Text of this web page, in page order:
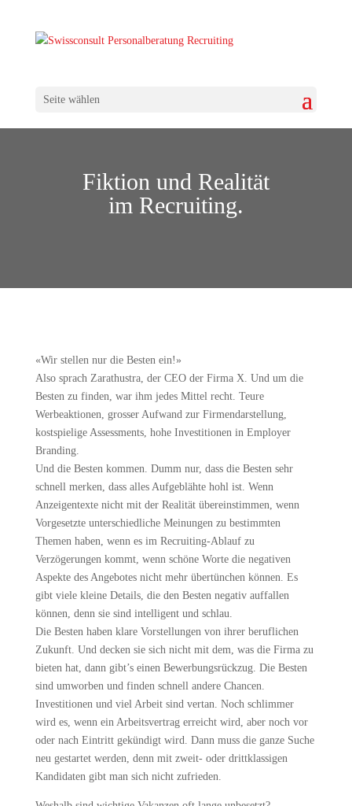
Seite wählen
Fiktion und Realität
im Recruiting.
«Wir stellen nur die Besten ein!»
Also sprach Zarathustra, der CEO der Firma X. Und um die
Besten zu finden, war ihm jedes Mittel recht. Teure
Werbeaktionen, grosser Aufwand zur Firmendarstellung,
kostspielige Assessments, hohe Investitionen in Employer
Branding.
Und die Besten kommen. Dumm nur, dass die Besten sehr
schnell merken, dass alles Aufgeblähte hohl ist. Wenn
Anzeigentexte nicht mit der Realität übereinstimmen, wenn
Vorgesetzte unterschiedliche Meinungen zu bestimmten
Themen haben, wenn es im Recruiting-Ablauf zu
Verzögerungen kommt, wenn schöne Worte die negativen
Aspekte des Angebotes nicht mehr übertünchen können. Es
gibt viele kleine Details, die den Besten negativ auffallen
können, denn sie sind intelligent und schlau.
Die Besten haben klare Vorstellungen von ihrer beruflichen
Zukunft. Und decken sie sich nicht mit dem, was die Firma zu
bieten hat, dann gibt’s einen Bewerbungsrückzug. Die Besten
sind umworben und finden schnell andere Chancen.
Investitionen und viel Arbeit sind vertan. Noch schlimmer
wird es, wenn ein Arbeitsvertrag erreicht wird, aber noch vor
oder nach Eintritt gekündigt wird. Dann muss die ganze Suche
neu gestartet werden, denn mit zweit- oder drittklassigen
Kandidaten gibt man sich nicht zufrieden.